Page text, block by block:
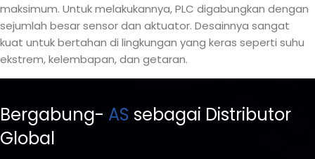
maksimum. Untuk melakukannya, PLC digabungkan dengan
sejumlah besar sensor dan aktuator. Desainnya sangat
kuat untuk bertahan di lingkungan yang keras seperti suhu
ekstrem, kelembapan, dan getaran.
Bergabung- AS sebagai Distributor
Global